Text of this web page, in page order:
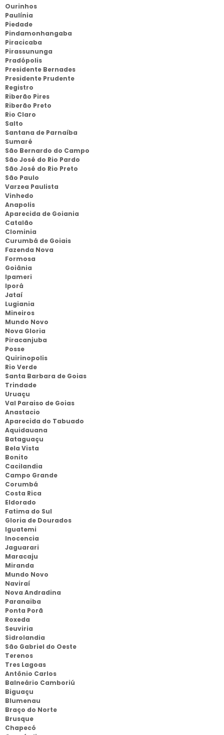
Ourinhos
Paulínia
Piedade
Pindamonhangaba
Piracicaba
Pirassununga
Pradópolis
Presidente Bernades
Presidente Prudente
Registro
Riberão Pires
Riberão Preto
Rio Claro
Salto
Santana de Parnaíba
Sumaré
São Bernardo do Campo
São José do Rio Pardo
São José do Rio Preto
São Paulo
Varzea Paulista
Vinhedo
Anapolis
Aparecida de Goiania
Catalão
Clominia
Curumbá de Goiais
Fazenda Nova
Formosa
Goiânia
Ipameri
Iporá
Jataí
Lugiania
Mineiros
Mundo Novo
Nova Gloria
Piracanjuba
Posse
Quirinopolis
Rio Verde
Santa Barbara de Goias
Trindade
Uruaçu
Val Paraiso de Goias
Anastacio
Aparecida do Tabuado
Aquidauana
Bataguaçu
Bela Vista
Bonito
Cacilandia
Campo Grande
Corumbá
Costa Rica
Eldorado
Fatima do Sul
Gloria de Dourados
Iguatemi
Inocencia
Jaguarari
Maracaju
Miranda
Mundo Novo
Naviraí
Nova Andradina
Paranaiba
Ponta Porã
Roxeda
Seuviria
Sidrolandia
São Gabriel do Oeste
Terenos
Tres Lagoas
Antônio Carlos
Balneário Camboriú
Biguaçu
Blumenau
Braço do Norte
Brusque
Chapecó